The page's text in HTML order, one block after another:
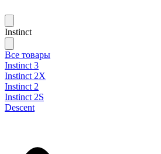
Instinct
Все товары
Instinct 3
Instinct 2X
Instinct 2
Instinct 2S
Descent